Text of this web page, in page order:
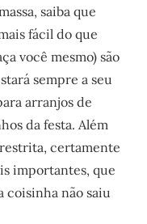
saiba que
fácil do que
você mesmo) são
sempre a seu
arranjos de
da festa. Além
certamente
importantes, que
coisinha não saiu